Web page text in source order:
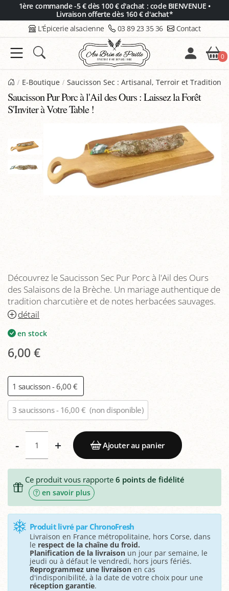
1ère commande -5 € dès 100 € d'achat : code BIENVENUE •
Livraison offerte dès 160 € d'achat*
L'Épicerie alsacienne 03 89 23 35 36 Contact
0
E-Boutique Saucisson Sec : Artisanal, Terroir et Tradition
Saucisson Pur Porc à l'Ail des Ours : Laissez la Forêt
S'Inviter à Votre Table !
Découvrez le Saucisson Sec Pur Porc à l'Ail des Ours
des Salaisons de la Brèche. Un mariage authentique de
tradition charcutière et de notes herbacées sauvages.
détail
en stock
6,00 €
1 saucisson - 6,00 €
3 saucissons - 16,00 € (non disponible)
- + Ajouter au panier
Ce produit vous rapporte 6 points de fidélité
en savoir plus
Produit livré par ChronoFresh
Livraison en France métropolitaine, hors Corse, dans
le respect de la chaîne du froid.
Planification de la livraison un jour par semaine, le
jeudi ou à défaut le vendredi, hors jours fériés.
Reprogrammez une livraison en cas
d'indisponibilité, à la date de votre choix pour une
réception garantie.
Panneau de gestion des cookies